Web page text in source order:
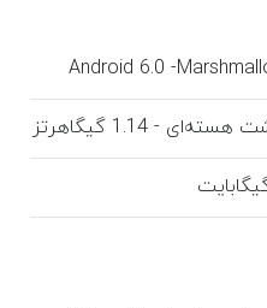
Android 6.0 -
- 1.14 گیگاهرتز